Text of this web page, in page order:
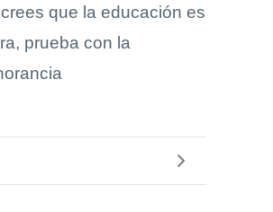
que la educación es
prueba con la